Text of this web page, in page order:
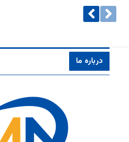
درباره ما